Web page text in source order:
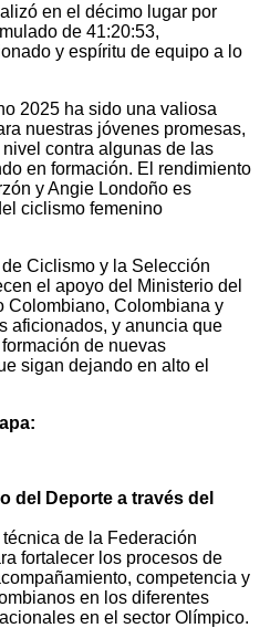
en el décimo lugar por
de 41:20:53,
y espíritu de equipo a lo
2025 ha sido una valiosa
nuestras jóvenes promesas,
contra algunas de las
en formación. El rendimiento
y Angie Londoño es
ciclismo femenino
Ciclismo y la Selección
el apoyo del Ministerio del
Colombiano, Colombiana y
aficionados, y anuncia que
de nuevas
sigan dejando en alto el
del Deporte a través del
de la Federación
fortalecer los procesos de
competencia y
en los diferentes
en el sector Olímpico.